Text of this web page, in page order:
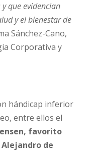
que evidencian
y el bienestar de
Sánchez-Cano,
Corporativa y
hándicap inferior
entre ellos el
favorito
Alejandro de